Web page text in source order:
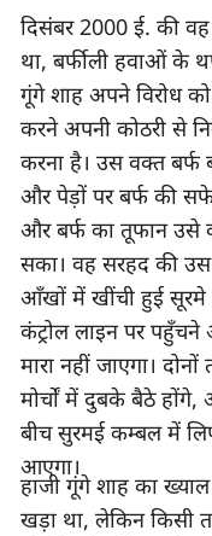
दिसंबर 2000 ई. की
था, बर्फीली हवाओं के
गूंगे शाह अपने विरोध
करने अपनी कोठरी से
करना है। उस वक्त
और पेड़ों पर बर्फ की
और बर्फ का तूफान उसे
सका। वह सरहद की
आँखों में खींची हुई सूरमे
कंट्रोल लाइन पर
मारा नहीं जाएगा।
मोर्चों में दुबके बैठे होंगे,
बीच सुरमई कम्बल में
आएगा।
हाजी गूंगे शाह का
खड़ा था, लेकिन किसी